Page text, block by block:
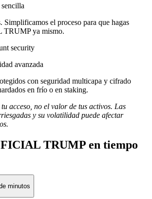
Simplificamos el proceso para que hagas
TRUMP ya mismo.
avanzada
con seguridad multicapa y cifrado
en frío o en staking.
acceso, no el valor de tus activos. Las
y su volatilidad puede afectar
TRUMP en tiempo
minutos